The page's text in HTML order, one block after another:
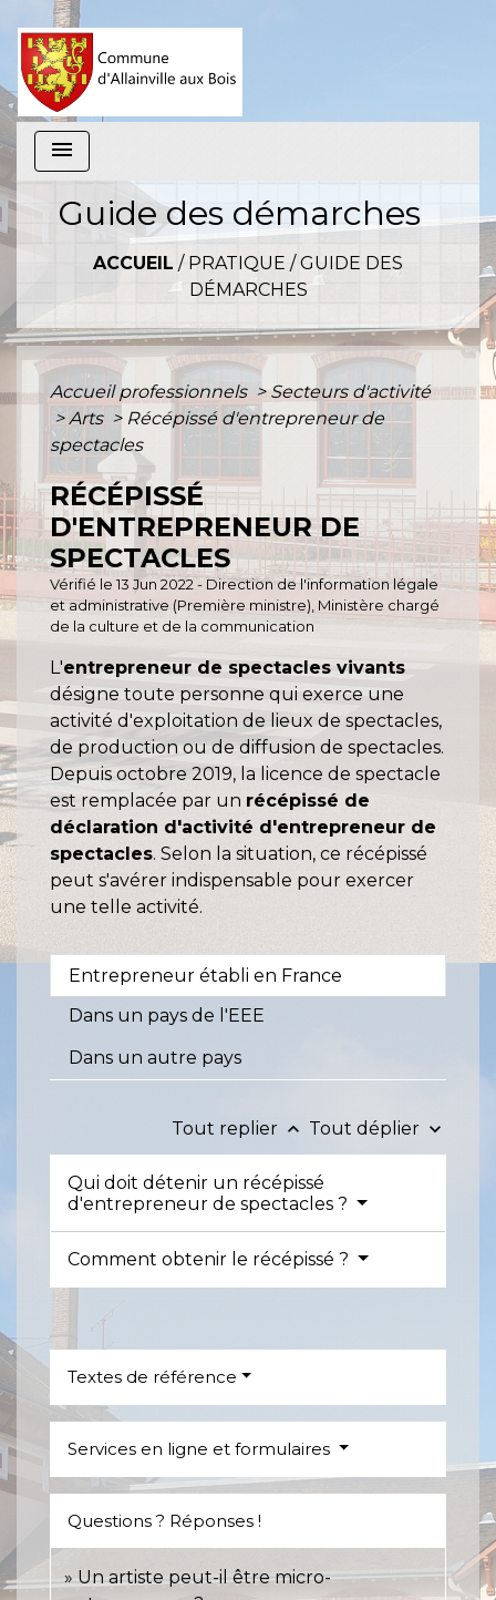
menu
Guide des démarches
ACCUEIL / PRATIQUE /GUIDE DES
DÉMARCHES
Accueil professionnels > Secteurs d'activité
> Arts > Récépissé d'entrepreneur de
spectacles
RÉCÉPISSÉ
D'ENTREPRENEUR DE
SPECTACLES
Vérifié le 13 Jun 2022 - Direction de l'information légale
et administrative (Première ministre), Ministère chargé
de la culture et de la communication
L'entrepreneur de spectacles vivants
désigne toute personne qui exerce une
activité d'exploitation de lieux de spectacles,
de production ou de diffusion de spectacles.
Depuis octobre 2019, la licence de spectacle
est remplacée par un récépissé de
déclaration d'activité d'entrepreneur de
spectacles. Selon la situation, ce récépissé
peut s'avérer indispensable pour exercer
une telle activité.
Entrepreneur établi en France
Dans un pays de l'EEE
Dans un autre pays
Tout replier keyboard_arrow_up Tout déplier keyboard_arrow_down
Qui doit détenir un récépissé
d'entrepreneur de spectacles ?
Comment obtenir le récépissé ?
Textes de référence
Services en ligne et formulaires
Questions ? Réponses !
Un artiste peut-il être micro-